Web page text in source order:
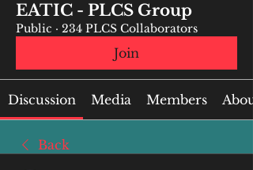
EATIC - PLCS Group
Public · 234 PLCS Collaborators
Join
Discussion Media Members About
Back